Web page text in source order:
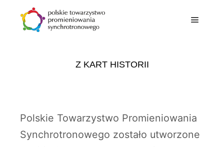
Z KART HISTORII
Polskie Towarzystwo Promieniowania
Synchrotronowego zostało utworzone